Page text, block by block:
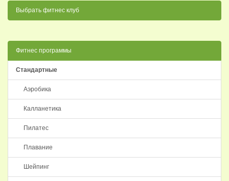
Выбрать фитнес клуб
Фитнес программы
Стандартные
Аэробика
Калланетика
Пилатес
Плавание
Шейпинг